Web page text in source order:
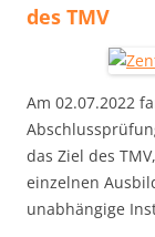
des TMV
Am 02.07.2022
das Ziel des
einzelnen
unabhängige